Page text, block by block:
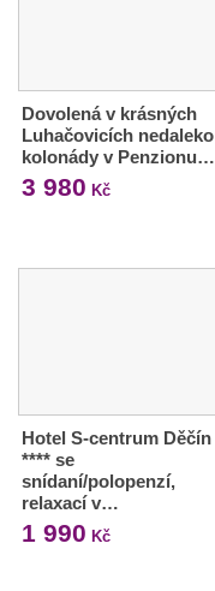
Dovolená v krásných
Luhačovicích nedaleko
kolonády v Penzionu…
3 980 Kč
Hotel S-centrum Děčín
**** se
snídaní/polopenzí,
relaxací v…
1 990 Kč